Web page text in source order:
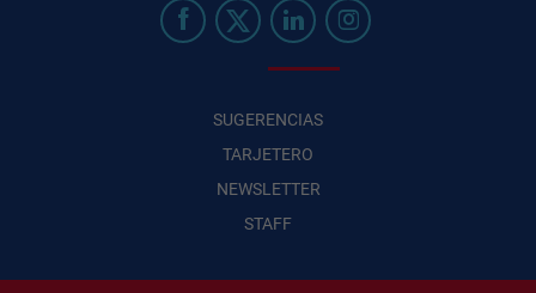
SUGERENCIAS
TARJETERO
NEWSLETTER
STAFF